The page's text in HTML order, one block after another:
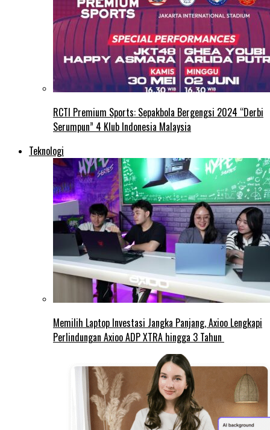
RCTI Premium Sports: Sepakbola Bergengsi 2024 “Derbi
Serumpun” 4 Klub Indonesia Malaysia
Teknologi
Memilih Laptop Investasi Jangka Panjang, Axioo Lengkapi
Perlindungan Axioo ADP XTRA hingga 3 Tahun